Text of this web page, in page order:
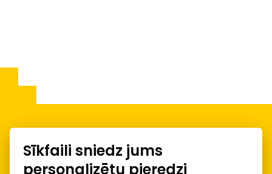
Par mums
Sīkfaili sniedz jums
personalizētu pieredzi